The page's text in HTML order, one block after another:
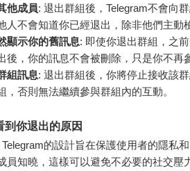
他成員: 退出群組後，Telegram不會向
人不會知道你已經退出，除非他們主動
顯示你的舊訊息: 即使你退出群組，之
後，你的訊息不會被刪除，只是你不再
組訊息: 退出群組後，你將停止接收該
，否則無法繼續參與群組內的互動。
到你退出的原因
Telegram的設計旨在保護使用者的隱私
員知曉，這樣可以避免不必要的社交壓